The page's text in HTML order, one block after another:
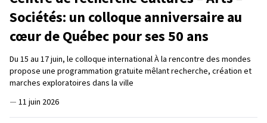
Sociétés: un colloque anniversaire au
cœur de Québec pour ses 50 ans
Du 15 au 17 juin, le colloque international À la rencontre des mondes
propose une programmation gratuite mêlant recherche, création et
marches exploratoires dans la ville
— 11 juin 2026